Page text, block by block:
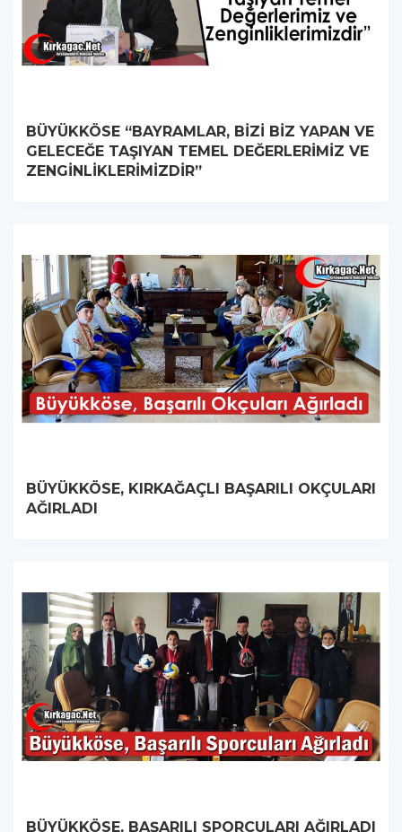
BÜYÜKKÖSE “BAYRAMLAR, BİZİ BİZ YAPAN VE
GELECEĞE TAŞIYAN TEMEL DEĞERLERİMİZ VE
ZENGİNLİKLERİMİZDİR”
BÜYÜKKÖSE, KIRKAĞAÇLI BAŞARILI OKÇULARI
AĞIRLADI
BÜYÜKKÖSE, BAŞARILI SPORCULARI AĞIRLADI